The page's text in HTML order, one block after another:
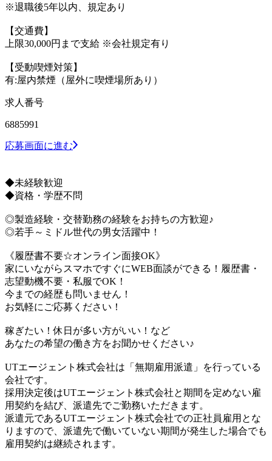
※退職後5年以内、規定あり
【交通費】
上限30,000円まで支給 ※会社規定有り
【受動喫煙対策】
有:屋内禁煙（屋外に喫煙場所あり）
求人番号
6885991
応募画面に進む
◆未経験歓迎
◆資格・学歴不問
◎製造経験・交替勤務の経験をお持ちの方歓迎♪
◎若手～ミドル世代の男女活躍中！
《履歴書不要☆オンライン面接OK》
家にいながらスマホですぐにWEB面談ができる！履歴書・
志望動機不要・私服でOK！
今までの経歴も問いません！
お気軽にご応募ください！
稼ぎたい！休日が多い方がいい！など
あなたの希望の働き方をお聞かせください♪
UTエージェント株式会社は「無期雇用派遣」を行っている
会社です。
採用決定後はUTエージェント株式会社と期間を定めない雇
用契約を結び、派遣先でご勤務いただきます。
派遣元であるUTエージェント株式会社での正社員雇用とな
りますので、派遣先で働いていない期間が発生した場合でも
雇用契約は継続されます。